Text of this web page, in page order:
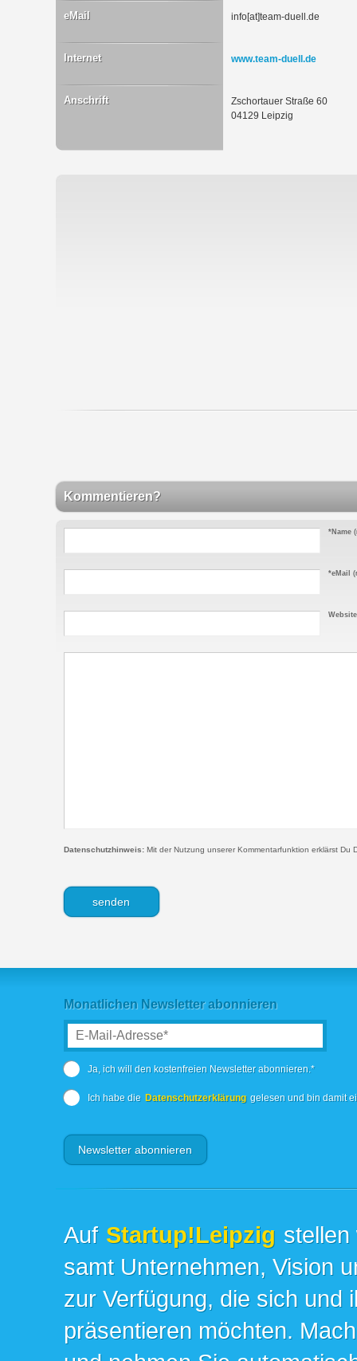
eMail info[at]team-duell.de
Internet www.team-duell.de
Anschrift
Zschortauer Straße 60
04129 Leipzig
Kommentieren?
*Name
*eMail
Website
Datenschutzhinweis: Mit der Nutzung unserer Kommentarfunktion erklärst Du
Monatlichen Newsletter abonnieren
Ja, ich will den kostenfreien Newsletter abonnieren.*
Ich habe die Datenschutzerklärung gelesen und bin damit
Auf Startup!Leipzig
samt Unternehmen, Vision
zur Verfügung, die sich und
präsentieren möchten.